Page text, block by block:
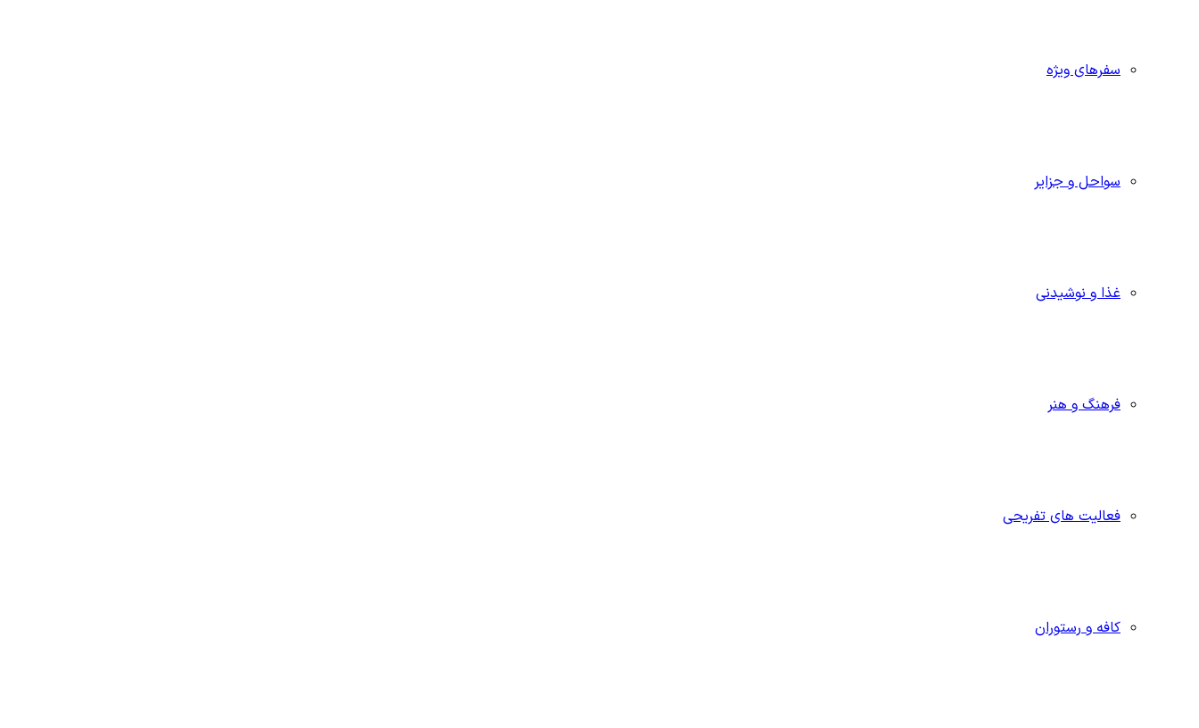
سفرهای ویژه
سواحل و جزایر
غذا و نوشیدنی
فرهنگ و هنر
فعالیت های تفریحی
کافه و رستوران